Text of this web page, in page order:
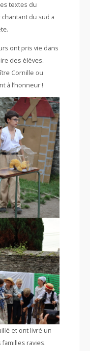
textes du
chantant du sud a
ont pris vie dans
des élèves.
Cornille ou
à l’honneur !
et ont livré un
ravies.